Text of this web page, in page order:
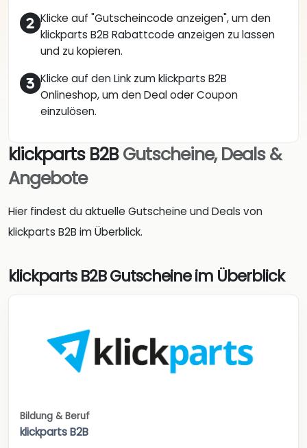
Klicke auf "Gutscheincode anzeigen", um den
klickparts B2B Rabattcode anzeigen zu lassen
und zu kopieren.
Klicke auf den Link zum klickparts B2B
Onlineshop, um den Deal oder Coupon
einzulösen.
klickparts B2BGutscheine, Deals &
Angebote
Hier findest du aktuelle Gutscheine und Deals von
klickparts B2B im Überblick.
klickparts B2B Gutscheine im Überblick
Bildung & Beruf
klickparts B2B